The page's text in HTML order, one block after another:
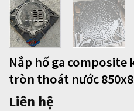
Nắp hố ga composite
tròn thoát nước
Liên hệ